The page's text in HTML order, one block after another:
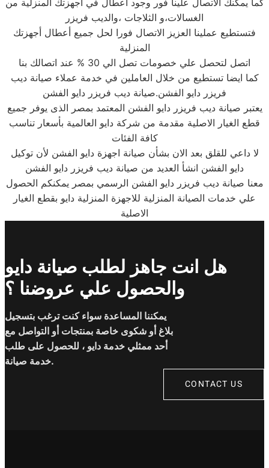
كما يمكنك الأتصال علينا فور وجود أعطال في أجهزتك المنزلية من
الغسالات،و الثلاجات ،والديب فريزر
فتستطيع عملينا العزيز الاتصال فورا لحل جميع أعطال أجهزتك
المنزلية
اتصل لتحصل علي خصومات تصل الي 30 % عند اتصالك بنا
كما ايضا تستطيع من خلال العاملين في خدمة عملاء صيانة ديب
فريزر دايو الفشن.صيانة ديب فريزر دايو الفشن
يعتبر صيانة ديب فريزر دايو الفشن المعتمد بمصر الذى يوفر جميع
قطع الغيار الاصلية مقدمة من شركة دايو العالمية بأسعار تناسب
كافة الفئات
لا داعي للقلق بعد الان بشأن صيانة اجهزة دايو الفشن لأن توكيل
دايو الفشن انشأ العديد من صيانة ديب فريزر دايو الفشن
معنا صيانة ديب فريزر دايو الفشن الرسمي بمصر يمكنكم الحصول
علي خدمات الصيانة المنزلية للاجهزة المنزلية دايو بقطع الغيار
الاصلية
هل انت جاهز لطلب صيانة دايو
والحصول علي عروضنا ؟
يمكننا المساعدة سواء كنت ترغب بتسجيل
بلاغ أو شكوى خاصة بمنتجات أو التواصل مع
أحد ممثلي خدمة دايو ، للحصول على طلب
خدمة صيانة.
CONTACT US